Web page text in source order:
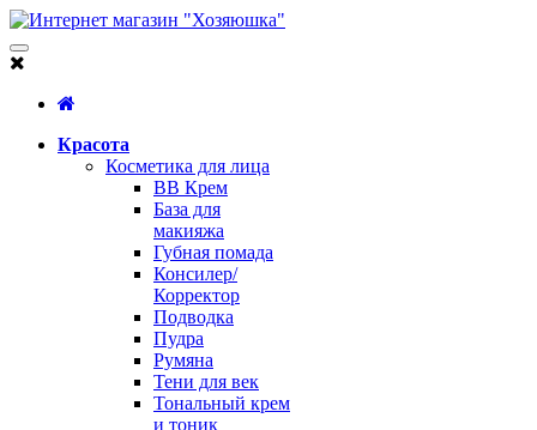
Красота
Косметика для лица
BB Крем
База для
макияжа
Губная помада
Консилер/
Корректор
Подводка
Пудра
Румяна
Тени для век
Тональный крем
и тоник